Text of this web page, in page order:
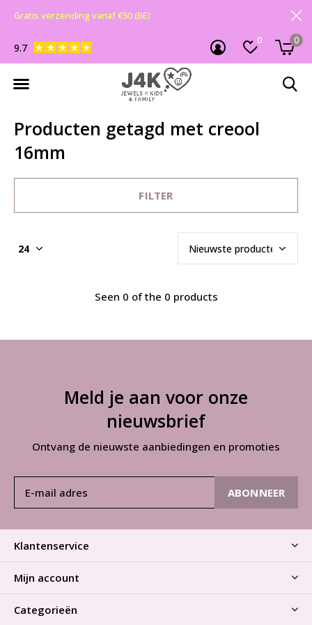
0 0
9.7
Gratis verzending vanaf €50 (BE)
Producten getagd met creool
16mm
FILTER
Seen 0 of the 0 products
Meld je aan voor onze
nieuwsbrief
Ontvang de nieuwste aanbiedingen en promoties
ABONNEER
Klantenservice
Mijn account
Categorieën